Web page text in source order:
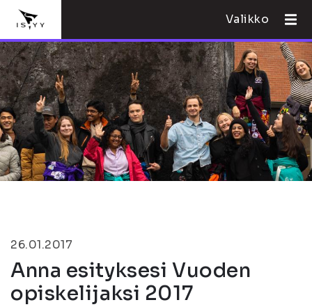
Valikko
26.01.2017
Anna esityksesi Vuoden
opiskelijaksi 2017